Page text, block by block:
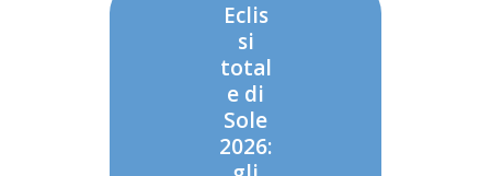
Eclis
si
total
e di
Sole
2026: